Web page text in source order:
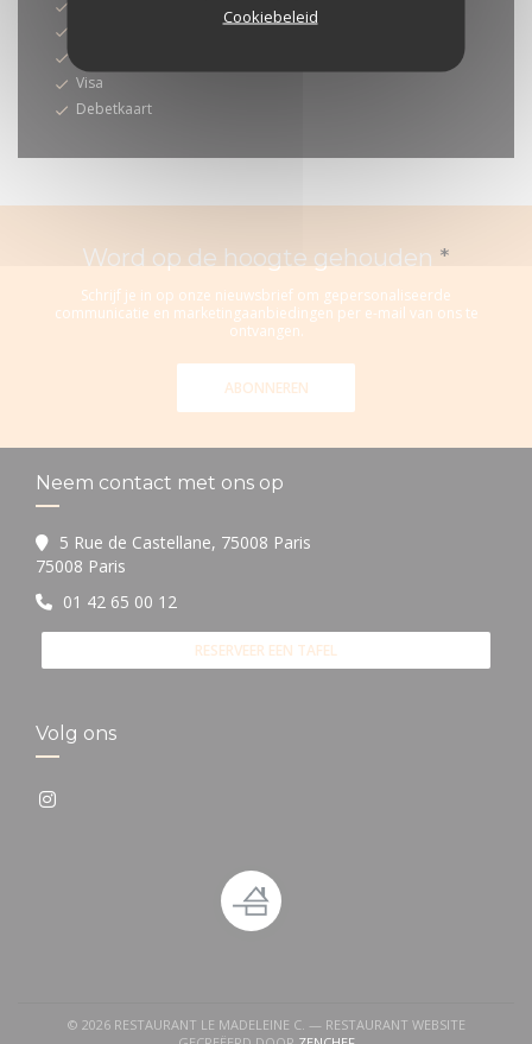
Cookiebeleid
Eurocard / Mastercard
Visa
Debetkaart
Word op de hoogte gehouden *
Schrijf je in op onze nieuwsbrief om gepersonaliseerde
communicatie en marketingaanbiedingen per e-mail van ons te
ontvangen.
ABONNEREN
Neem contact met ons op
5 Rue de Castellane, 75008 Paris
75008 Paris
01 42 65 00 12
RESERVEER EEN TAFEL
Volg ons
Instagram ((opent in een nieuw venster))
© 2026 RESTAURANT LE MADELEINE C. — RESTAURANT WEBSITE